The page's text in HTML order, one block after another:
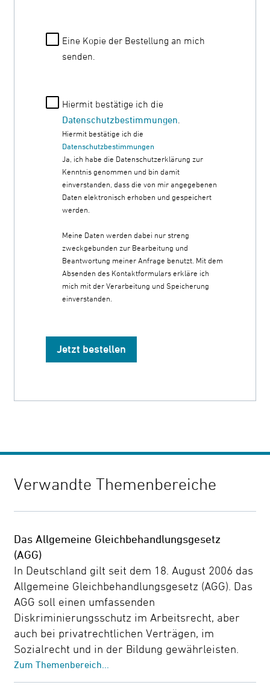
Eine Kopie der Bestellung an mich
senden.
Hiermit bestätige ich die
Datenschutzbestimmungen
Hiermit bestätige ich die
Datenschutzbestimmungen
Ja, ich habe die Datenschutzerklärung zur
Kenntnis genommen und bin damit
einverstanden, dass die von mir angegebenen
Daten elektronisch erhoben und gespeichert
werden.
Meine Daten werden dabei nur streng
zweckgebunden zur Bearbeitung und
Beantwortung meiner Anfrage benutzt. Mit dem
Absenden des Kontaktformulars erkläre ich
mich mit der Verarbeitung und Speicherung
einverstanden.
Jetzt bestellen
Verwandte Themenbereiche
Das Allgemeine Gleichbehandlungsgesetz
(AGG)
In Deutschland gilt seit dem 18. August 2006 das
Allgemeine Gleichbehandlungsgesetz (AGG). Das
AGG soll einen umfassenden
Diskriminierungsschutz im Arbeitsrecht, aber
auch bei privatrechtlichen Verträgen, im
Sozialrecht und in der Bildung gewährleisten.
Zum Themenbereich...